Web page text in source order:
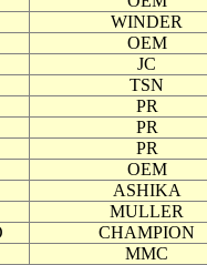
WINDER
OEM
JC
TSN
PR
PR
PR
OEM
ASHIKA
MULLER
CHAMPION
MMC